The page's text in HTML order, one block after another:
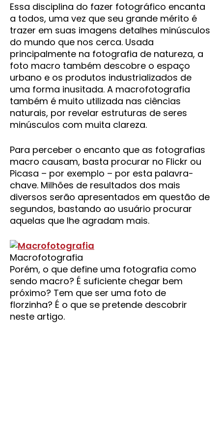
Essa disciplina do fazer fotográfico encanta
a todos, uma vez que seu grande mérito é
trazer em suas imagens detalhes minúsculos
do mundo que nos cerca. Usada
principalmente na fotografia de natureza, a
foto macro também descobre o espaço
urbano e os produtos industrializados de
uma forma inusitada. A macrofotografia
também é muito utilizada nas ciências
naturais, por revelar estruturas de seres
minúsculos com muita clareza.
Para perceber o encanto que as fotografias
macro causam, basta procurar no Flickr ou
Picasa – por exemplo – por esta palavra-
chave. Milhões de resultados dos mais
diversos serão apresentados em questão de
segundos, bastando ao usuário procurar
aquelas que lhe agradam mais.
Macrofotografia
Porém, o que define uma fotografia como
sendo macro? É suficiente chegar bem
próximo? Tem que ser uma foto de
florzinha? É o que se pretende descobrir
neste artigo.